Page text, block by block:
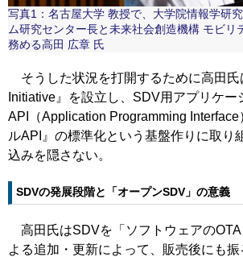
写真1：名古屋大学 教授で、大学院情報学研
ム研究センター長と未来社会創造機構 モビリ
務める高田 広章 氏
そうした状況を打開するために高田氏
Initiative』を設立し、SDV用アプリケー
API（Application Programming Interface
ルAPI』の標準化という基盤作りに取り
込みを隠さない。
SDVの発展段階と「オープンSDV」の意義
高田氏はSDVを「ソフトウェアのOTA
よる追加・更新によって、販売後にも